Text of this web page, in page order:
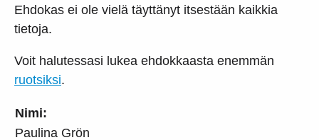
Nimi:
Paulina Grön
Ehdokas ei ole vielä täyttänyt itsestään kaikkia
tietoja.
Voit halutessasi lukea ehdokkaasta enemmän
ruotsiksi.